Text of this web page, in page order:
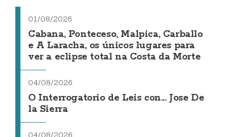
01/08/2026
Cabana, Ponteceso, Malpica, Carballo
e A Laracha, os únicos lugares para
ver a eclipse total na Costa da Morte
04/08/2026
O Interrogatorio de Leis con... Jose De
la Sierra
04/08/2026